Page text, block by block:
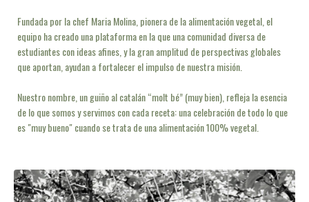
Fundada por la chef Maria Molina, pionera de la alimentación vegetal, el
equipo ha creado una plataforma en la que una comunidad diversa de
estudiantes con ideas afines, y la gran amplitud de perspectivas globales
que aportan, ayudan a fortalecer el impulso de nuestra misión.
Nuestro nombre, un guiño al catalán “molt bé” (muy bien), refleja la esencia
de lo que somos y servimos con cada receta: una celebración de todo lo que
es "muy bueno" cuando se trata de una alimentación 100% vegetal.